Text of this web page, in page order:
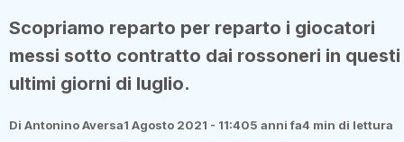
Scopriamo reparto per reparto i giocatori
messi sotto contratto dai rossoneri in questi
ultimi giorni di luglio.
Di Antonino Aversa1 Agosto 2021 - 11:405 anni fa4 min di lettura